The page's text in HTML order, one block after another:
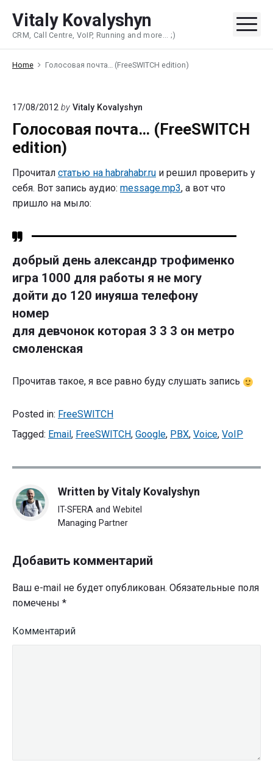
content
Vitaly Kovalyshyn
CRM, Call Centre, VoIP, Running and more... ;)
Home Голосовая почта… (FreeSWITCH edition)
17/08/2012 by Vitaly Kovalyshyn
Голосовая почта… (FreeSWITCH
edition)
Прочитал статью на habrahabr.ru и решил проверить у
себя. Вот запись аудио: message.mp3, а вот что
пришло на мыло:
добрый день александр трофименко
игра 1000 для работы я не могу
дойти до 120 инуяша телефону
номер
для девчонок которая 3 3 3 он метро
смоленская
Прочитав такое, я все равно буду слушать запись
Posted in: FreeSWITCH
Tagged: Email , FreeSWITCH, Google, PBX, Voice, VoIP
Written byVitaly Kovalyshyn
IT-SFERA and Webitel
Managing Partner
Добавить комментарий
Ваш e-mail не будет опубликован. Обязательные поля
помечены *
Комментарий